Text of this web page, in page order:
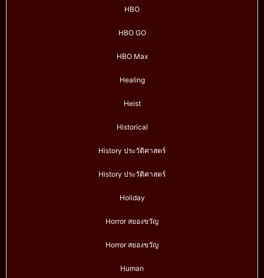
HBO
HBO GO
HBO Max
Healing
Heist
Historical
History ประวัติศาสตร์
History ประวัติศาสตร์
Holiday
Horror สยองขวัญ
Horror สยองขวัญ
Human